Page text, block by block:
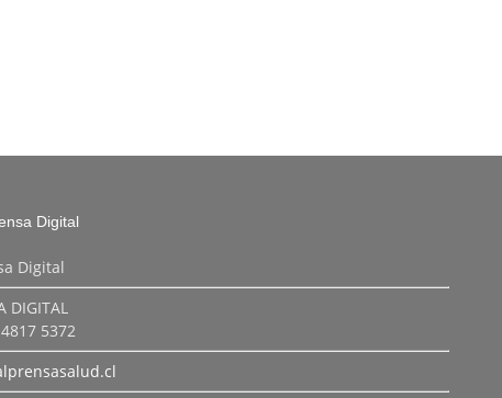
DIGITAL
5372